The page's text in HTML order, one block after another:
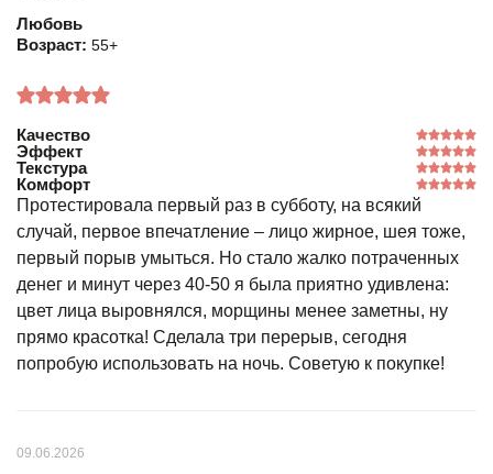
Любовь
Возраст: 55+
Качество
Эффект
Текстура
Комфорт
Протестировала первый раз в субботу, на всякий
случай, первое впечатление – лицо жирное, шея тоже,
первый порыв умыться. Но стало жалко потраченных
денег и минут через 40-50 я была приятно удивлена:
цвет лица выровнялся, морщины менее заметны, ну
прямо красотка! Сделала три перерыв, сегодня
попробую использовать на ночь. Советую к покупке!
09.06.2026